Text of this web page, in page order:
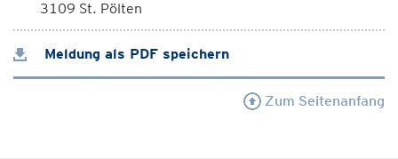
3109 St. Pölten
Meldung als PDF speichern
Zum Seitenanfang